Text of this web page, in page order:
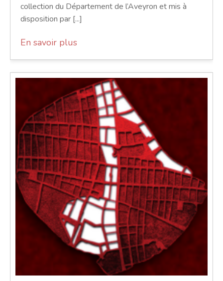
collection du Département de l’Aveyron et mis à
disposition par [...]
En savoir plus